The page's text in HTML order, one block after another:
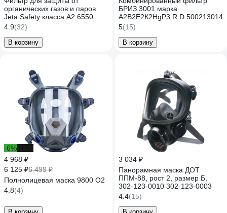
органических газов и паров
Jeta Safety класса А2 6550
4.9(32)
В корзину
БРИЗ 3001 марка
А2В2Е2К2HgР3 R D 500213014
5(15)
В корзину
-6%
4 968 ₽
6 125 ₽6 499 ₽
Полнолицевая маска 9800 О2
4.8(4)
3 034 ₽
Панорамная маска ДОТ
ППМ-88, рост 2, размер Б,
302-123-0010 302-123-0003
4.4(15)